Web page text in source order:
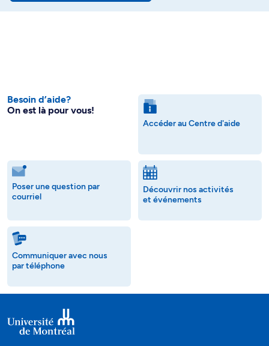
Besoin d’aide?
On est là pour vous!
Accéder au Centre d'aide
Poser une question par
courriel
Découvrir nos activités
et événements
Communiquer avec nous
par téléphone